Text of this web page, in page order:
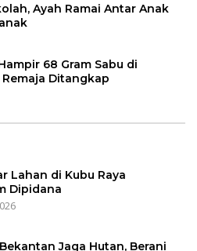
Ayah Ramai Antar Anak
68 Gram Sabu di
Ditangkap
Lahan di Kubu Raya
Dipidana
Jaga Hutan, Berani